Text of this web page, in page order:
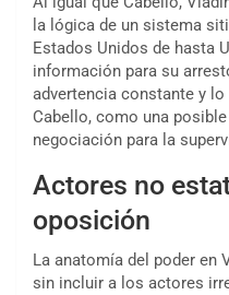
la lógica de un sistema
Estados Unidos de hasta
información para su
advertencia constante y
Cabello, como una
negociación para la
Actores no
oposición
La anatomía del poder en
sin incluir a los actores